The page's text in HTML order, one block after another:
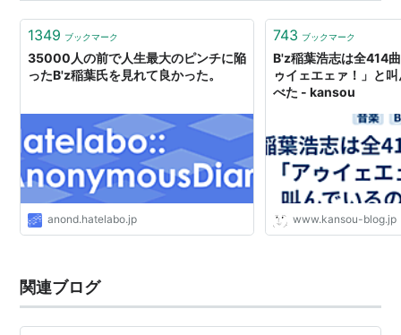
1349 ブックマーク
35000人の前で人生最大のピンチに陥
ったB'z稲葉氏を見れて良かった。
anond.hatelabo.jp
743 ブックマーク
B'z稲葉浩志は全414
ゥイェエェァ！」と
べた - kansou
www.kansou-blog.jp
関連ブログ